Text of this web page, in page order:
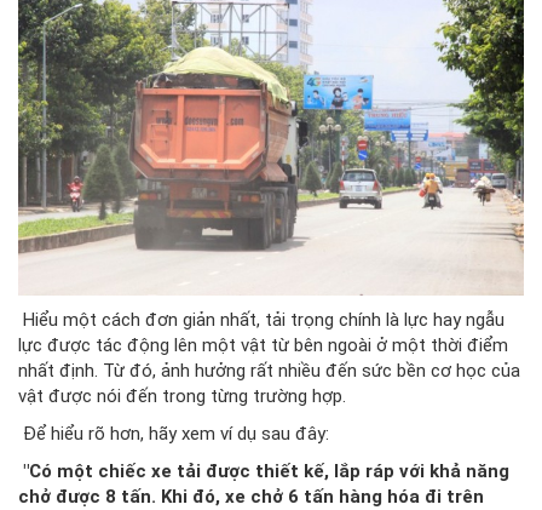
Hiểu một cách đơn giản nhất, tải trọng chính là lực hay ngẫu
lực được tác động lên một vật từ bên ngoài ở một thời điểm
nhất định. Từ đó, ảnh hưởng rất nhiều đến sức bền cơ học của
vật được nói đến trong từng trường hợp.
Để hiểu rõ hơn, hãy xem ví dụ sau đây:
"Có một chiếc xe tải được thiết kế, lắp ráp với khả năng
chở được 8 tấn. Khi đó, xe chở 6 tấn hàng hóa đi trên